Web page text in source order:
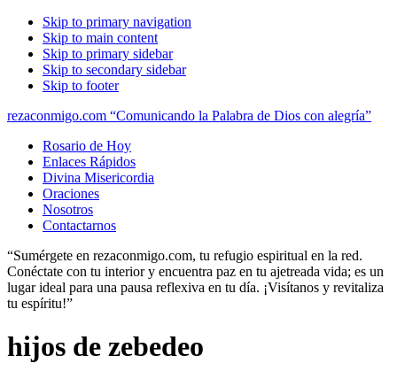
Skip to primary navigation
Skip to main content
Skip to primary sidebar
Skip to secondary sidebar
Skip to footer
rezaconmigo.com “Comunicando la Palabra de Dios con alegría”
Rosario de Hoy
Enlaces Rápidos
Divina Misericordia
Oraciones
Nosotros
Contactarnos
“Sumérgete en rezaconmigo.com, tu refugio espiritual en la red.
Conéctate con tu interior y encuentra paz en tu ajetreada vida; es un
lugar ideal para una pausa reflexiva en tu día. ¡Visítanos y revitaliza
tu espíritu!”
hijos de zebedeo